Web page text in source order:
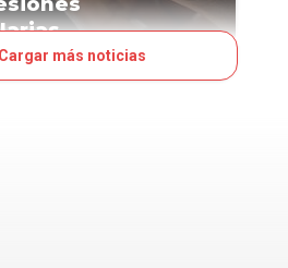
Cargar más noticias